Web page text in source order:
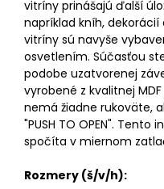
vitríny prinášajú ďalší
napríklad kníh, dekorácií
vitríny sú navyše
osvetlením. Súčasťou
podobe uzatvorenej
vyrobené z kvalitnej
nemá žiadne rukoväte,
"PUSH TO OPEN".
spočíta v miernom
Rozmery (š/v/h):